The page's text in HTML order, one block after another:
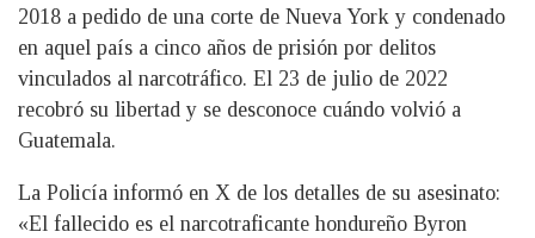
2018 a pedido de una corte de Nueva York y condenado
en aquel país a cinco años de prisión por delitos
vinculados al narcotráfico. El 23 de julio de 2022
recobró su libertad y se desconoce cuándo volvió a
Guatemala.
La Policía informó en X de los detalles de su asesinato:
«El fallecido es el narcotraficante hondureño Byron